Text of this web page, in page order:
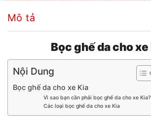
Mô tả
Bọc ghế da cho
Nội Dung
Bọc ghế da cho xe Kia
Vì sao bạn cần phải bọc ghế da cho xe Kia?
Các loại bọc ghế da cho xe Kia